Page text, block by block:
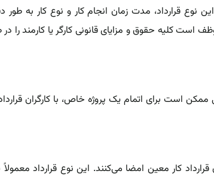
نوع قرارداد، مدت زمان انجام کار و نوع کار به طور
است کلیه حقوق و مزایای قانونی کارگر یا کارمند را
است برای اتمام یک پروژه خاص، با کارگران
کار معین امضا می‌کنند. این نوع قرارداد معمولاً